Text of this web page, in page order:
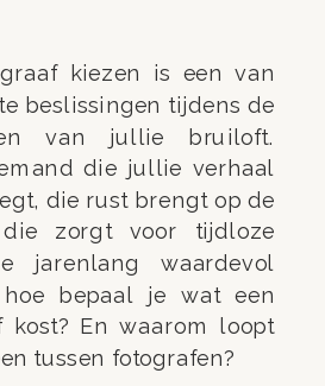
kiezen is een van
beslissingen tijdens de
van jullie bruiloft.
die jullie verhaal
die rust brengt op de
zorgt voor tijdloze
jarenlang waardevol
bepaal je wat een
kost? En waarom loopt
tussen fotografen?